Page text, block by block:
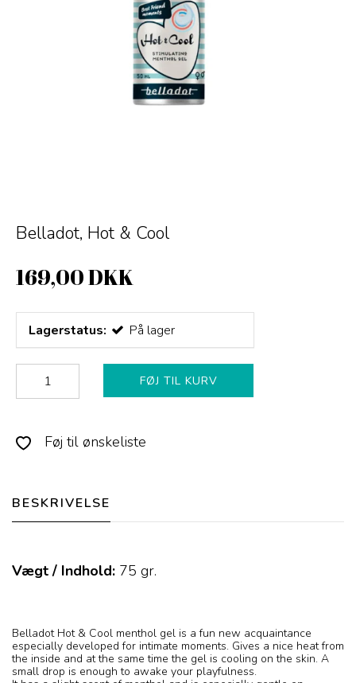
Belladot, Hot & Cool
169,00 DKK
Lagerstatus: På lager
FØJ TIL KURV
Føj til ønskeliste
BESKRIVELSE
Vægt / Indhold: 75 gr.
Belladot Hot & Cool menthol gel is a fun new acquaintance
especially developed for intimate moments. Gives a nice heat from
the inside and at the same time the gel is cooling on the skin. A
small drop is enough to awake your playfulness.